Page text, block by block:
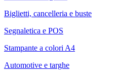
Biglietti, cancelleria e buste
Segnaletica e POS
Stampante a colori A4
Automotive e targhe